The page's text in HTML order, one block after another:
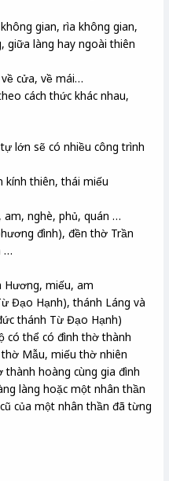
gian, rìa không gian,
giữa làng hay ngoài thiên
cửa, về mái…
cách thức khác nhau,
lớn sẽ có nhiều công trình
kính thiên, thái miếu
am, nghè, phủ, quán …
đình), đền thờ Trần
…
Hương, miếu, am
Đạo Hạnh), thánh Láng và
thánh Từ Đạo Hạnh)
có thể có đình thờ thành
Mẫu, miếu thờ nhiên
hoàng cùng gia đình
làng hoặc một nhân thần
của một nhân thần đã từng